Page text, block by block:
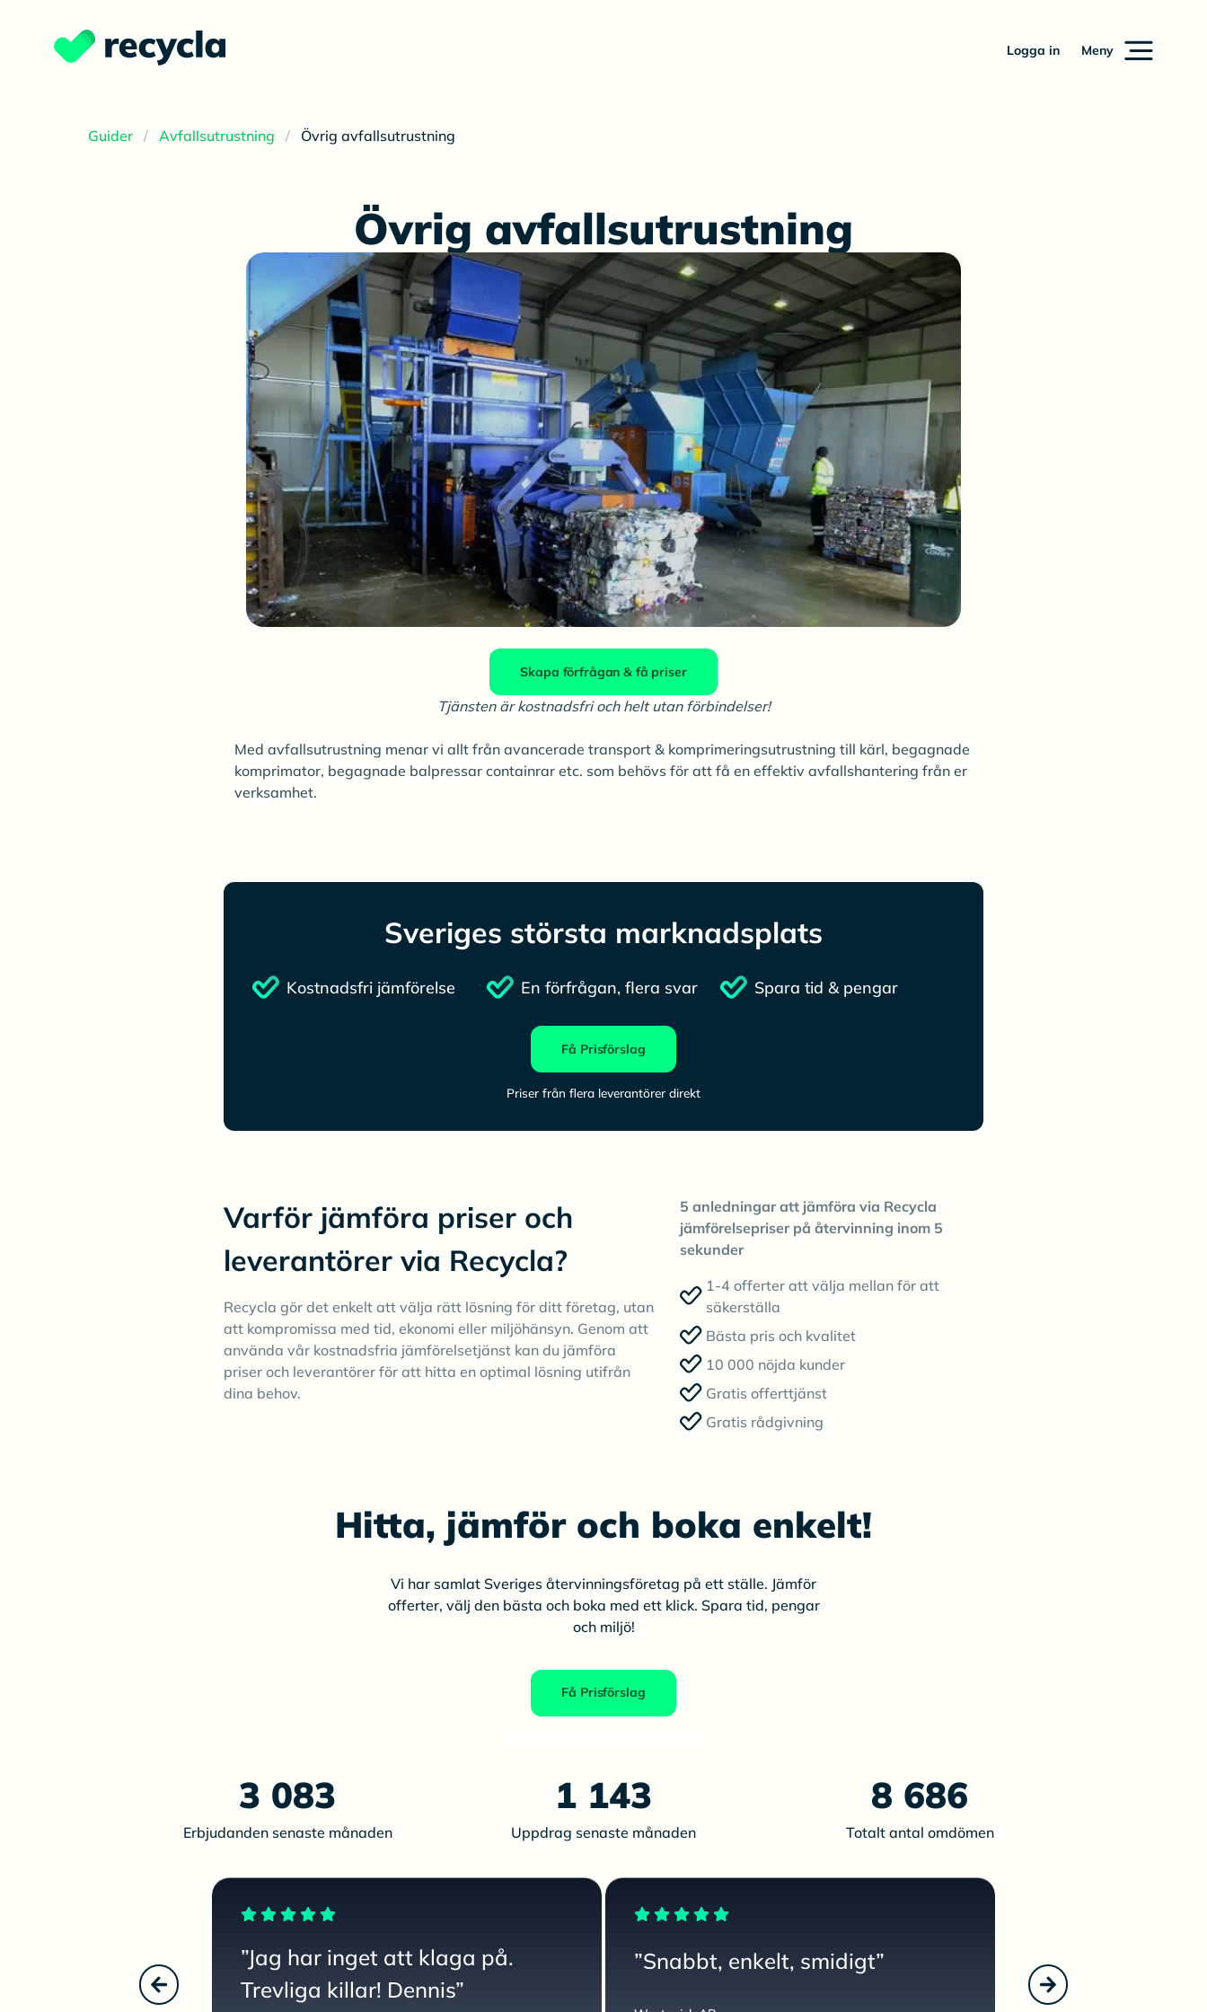
Logga in Meny
Guider Avfallsutrustning Övrig avfallsutrustning
Övrig avfallsutrustning
Skapa förfrågan & få priser
Tjänsten är kostnadsfri och helt utan förbindelser!
Med avfallsutrustning menar vi allt från avancerade transport & komprimeringsutrustning till kärl, begagnade
komprimator, begagnade balpressar containrar etc. som behövs för att få en effektiv avfallshantering från er
verksamhet.
Sveriges största marknadsplats
Kostnadsfri jämförelse En förfrågan, flera svar Spara tid & pengar
Få Prisförslag
Priser från flera leverantörer direkt
Varför jämföra priser och
leverantörer via Recycla?
Recycla gör det enkelt att välja rätt lösning för ditt företag, utan
att kompromissa med tid, ekonomi eller miljöhänsyn. Genom att
använda vår kostnadsfria jämförelsetjänst kan du jämföra
priser och leverantörer för att hitta en optimal lösning utifrån
dina behov.
5 anledningar att jämföra via Recycla
jämförelsepriser på återvinning inom 5
sekunder
1-4 offerter att välja mellan för att
säkerställa
Bästa pris och kvalitet
10 000 nöjda kunder
Gratis offerttjänst
Gratis rådgivning
Hitta, jämför och boka enkelt!
Vi har samlat Sveriges återvinningsföretag på ett ställe. Jämför
offerter, välj den bästa och boka med ett klick. Spara tid, pengar
och miljö!
Få Prisförslag
3 083
Erbjudanden senaste månaden
1 143
Uppdrag senaste månaden
8 686
Totalt antal omdömen
”Jag har inget att klaga på.
Trevliga killar! Dennis”
”Snabbt, enkelt, smidigt”
”Fick kontakt
som var till hjälp ”